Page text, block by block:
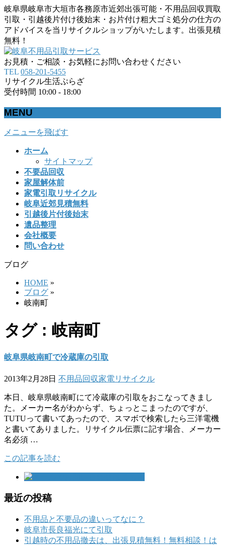
岐阜県岐阜市大垣市各務原市近郊出張可能・不用品回収買取
引取・引越後片付け後始末・お片付け粗大ゴミ処分の仕方の
アドバイスを当リサイクルショップがいたします。出張見積
無料！
お見積・ご相談・お気軽にお問い合わせください
TEL 058-201-5455
リサイクル生活ぷらざ
受付時間 10:00 - 18:00
MENU
メニューを飛ばす
ホーム
サイトマップ
不要品回収
家屋解体前
家電引取リサイクル
岐阜近郊見積無料
引越後片付後始末
遺品整理
会社概要
問い合わせ
ブログ
HOME »
ブログ »
岐南町
タグ : 岐南町
岐阜県岐南町で冷蔵庫の引取
2013年2月28日 不用品回収家電リサイクル
本日、岐阜県岐南町にて冷蔵庫の引取をおこなってきまし
た。メーカー名がわからず、ちょっとこまったのですが、
TUTUって書いてあったので、スマボで検索したら三洋電機
と書いてありました。リサイクル伝票に記す場合、メーカー
名必須 …
この記事を読む
最近の投稿
不用品と不要品の違いってなに？
岐阜市長良福光にて引取
引越時の不用品撤去は、出張見積無料！無料相談！は